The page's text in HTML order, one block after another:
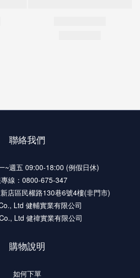
聯絡我們
~週五 09:00-18:00 (例假日休)
線：0800-675-347
店區民權路130巷6號4樓(非門市)
Ltd 健輔實業有限公司
Ltd 健禕實業有限公司
購物說明
如何下單